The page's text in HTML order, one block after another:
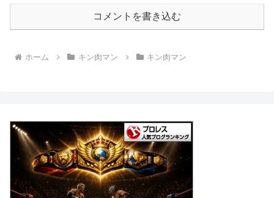
コメントを書き込む
ホーム キン肉マン キン肉マン